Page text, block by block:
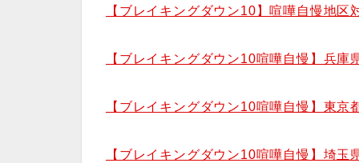
【ブレイキングダウン10】喧嘩自慢地
【ブレイキングダウン10喧嘩自慢】兵
【ブレイキングダウン10喧嘩自慢】東
【ブレイキングダウン10喧嘩自慢】埼